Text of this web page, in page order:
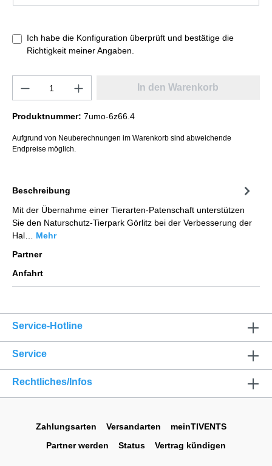
Ich habe die Konfiguration überprüft und bestätige die
Richtigkeit meiner Angaben.
In den Warenkorb
Produktnummer: 7umo-6z66.4
Aufgrund von Neuberechnungen im Warenkorb sind abweichende
Endpreise möglich.
Beschreibung
Mit der Übernahme einer Tierarten-Patenschaft unterstützen
Sie den Naturschutz-Tierpark Görlitz bei der Verbesserung der
Hal… Mehr
Partner
Anfahrt
Service-Hotline
Service
Rechtliches/Infos
Zahlungsarten Versandarten
meinTIVENTS
Partner werden
Status Vertrag kündigen